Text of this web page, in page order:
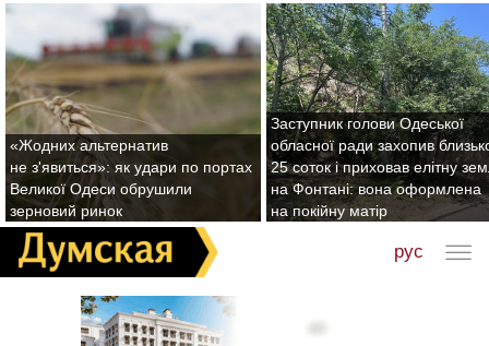
«Жодних альтернатив
не з'явиться»: як удари по портах
Великої Одеси обрушили
зерновий ринок
Заступник голови Одеської
обласної ради захопив
25 соток і приховав елітну
на Фонтані: вона оформлена
на покійну матір
рус